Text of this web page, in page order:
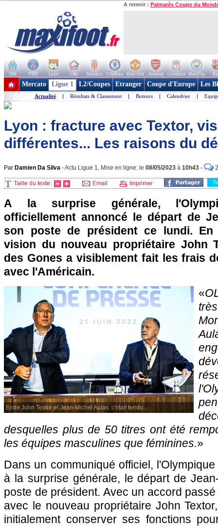
A retenir : Palmarès Coupe du
OM PSG Lyon Lille Monaco Chelsea Man Utd Arsenal Liverpool ManCity
+ de clubs
Mercato Ligue 1 L2/Coupes Etranger Coupe d'Europe Les
Actualité | Résultats & Classement | Buteurs | Calendrier |
Lyon : fracture avec Textor,
différentes... Les raisons du
Par Damien Da Silva -Actu Ligue 1, Mise en ligne: le 08/05/2023 à 10h43 -
Taille du texte: Email Imprimer
A la surprise générale,
officiellement annoncé le départ de
son poste de président ce lundi. En
vision du nouveau propriétaire John
des Gones a visiblement fait les frais
avec l'Américain.
Entre John Textor et Jean-Michel Aulas, c'était tendu...
«
desquelles plus de 50 titres ont été
les équipes masculines que féminines.»
Dans un communiqué officiel,
à la surprise générale, le départ de
poste de président. Avec un accord
avec le nouveau propriétaire John
initialement conserver ses fonctions